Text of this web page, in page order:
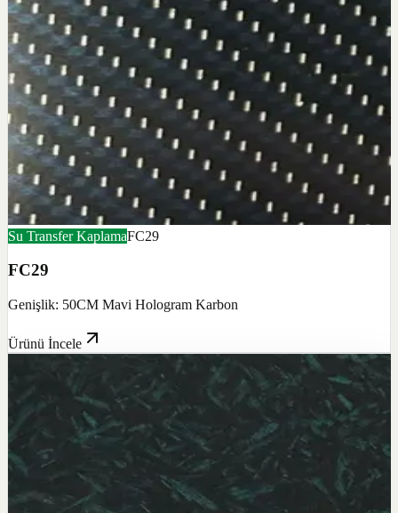
Su Transfer KaplamaFC29
FC29
Genişlik: 50CM Mavi Hologram Karbon
Ürünü İncele